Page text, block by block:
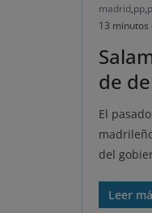
madrid,pp,
13 minutos
de
El
del
Leer